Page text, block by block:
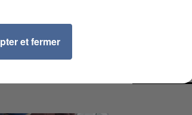
TOURNEZ
et fermer